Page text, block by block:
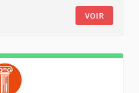
VOIR